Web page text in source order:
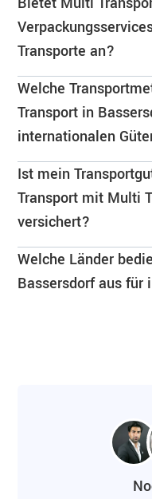
Transporte an?
Welche
Transport in
internationalen
Ist mein
Transport mit Multi
versichert?
Welche Länder
Bassersdorf aus für